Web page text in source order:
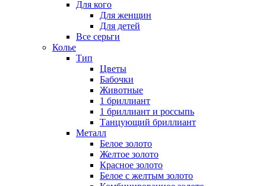
Для кого
Для женщин
Для детей
Все серьги
Колье
Тип
Цветы
Бабочки
Животные
1 бриллиант
1 бриллиант и россыпь
Танцующий бриллиант
Металл
Белое золото
Желтое золото
Красное золото
Белое с желтым золото